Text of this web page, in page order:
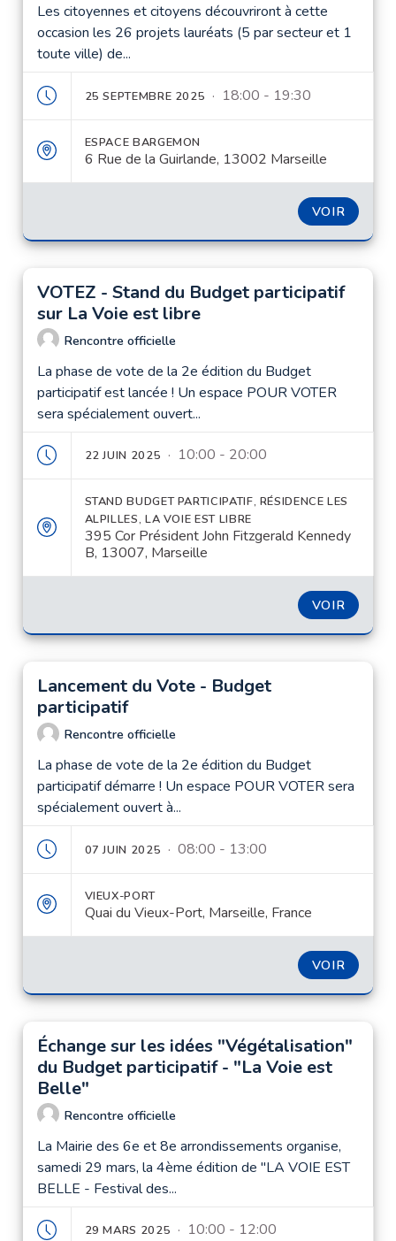
Les citoyennes et citoyens découvriront à cette
occasion les 26 projets lauréats (5 par secteur et 1
toute ville) de...
25 SEPTEMBRE 2025 · 18:00 - 19:30
ESPACE BARGEMON
6 Rue de la Guirlande, 13002 Marseille
VOIR
VOTEZ - Stand du Budget participatif
sur La Voie est libre
Rencontre officielle
La phase de vote de la 2e édition du Budget
participatif est lancée ! Un espace POUR VOTER
sera spécialement ouvert...
22 JUIN 2025 · 10:00 - 20:00
STAND BUDGET PARTICIPATIF, RÉSIDENCE LES
ALPILLES, LA VOIE EST LIBRE
395 Cor Président John Fitzgerald Kennedy
B, 13007, Marseille
VOIR
Lancement du Vote - Budget
participatif
Rencontre officielle
La phase de vote de la 2e édition du Budget
participatif démarre ! Un espace POUR VOTER sera
spécialement ouvert à...
07 JUIN 2025 · 08:00 - 13:00
VIEUX-PORT
Quai du Vieux-Port, Marseille, France
VOIR
Échange sur les idées "Végétalisation"
du Budget participatif - "La Voie est
Belle"
Rencontre officielle
La Mairie des 6e et 8e arrondissements organise,
samedi 29 mars, la 4ème édition de "LA VOIE EST
BELLE - Festival des...
29 MARS 2025 · 10:00 - 12:00